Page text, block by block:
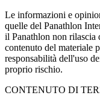
Le informazioni e
quelle del Panathlon
il Panathlon non rilascia
contenuto del materiale
responsabilità dell'uso
proprio rischio.
CONTENUTO DI